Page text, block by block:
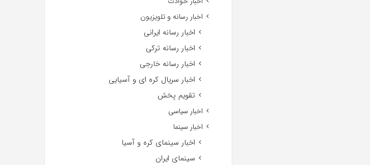
اخبار رسانه و تلویزیون
اخبار رسانه ایرانی
اخبار رسانه ترکی
اخبار رسانه خارجی
اخبار سریال کره ای و آسیایی
تقویم پخش
اخبار سیاسی
اخبار سینما
اخبار سینمای کره و آسیا
سینمای ایران